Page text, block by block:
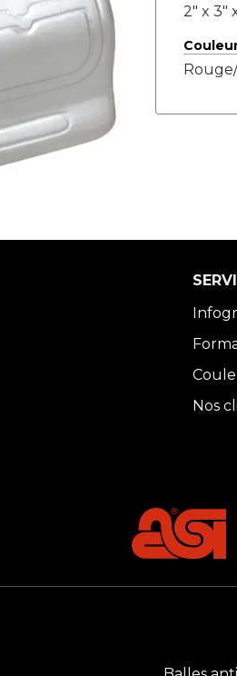
2" x 3"
Nos